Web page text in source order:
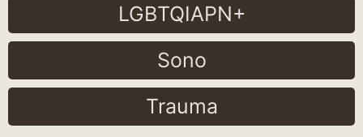
LGBTQIAPN+
Sono
Trauma